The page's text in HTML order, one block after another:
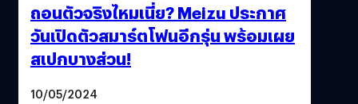
ถอนตัวจริงไหมเนี่ย? Meizu ประกาศ
วันเปิดตัวสมาร์ตโฟนอีกรุ่น พร้อมเผย
สเปกบางส่วน!
10/05/2024